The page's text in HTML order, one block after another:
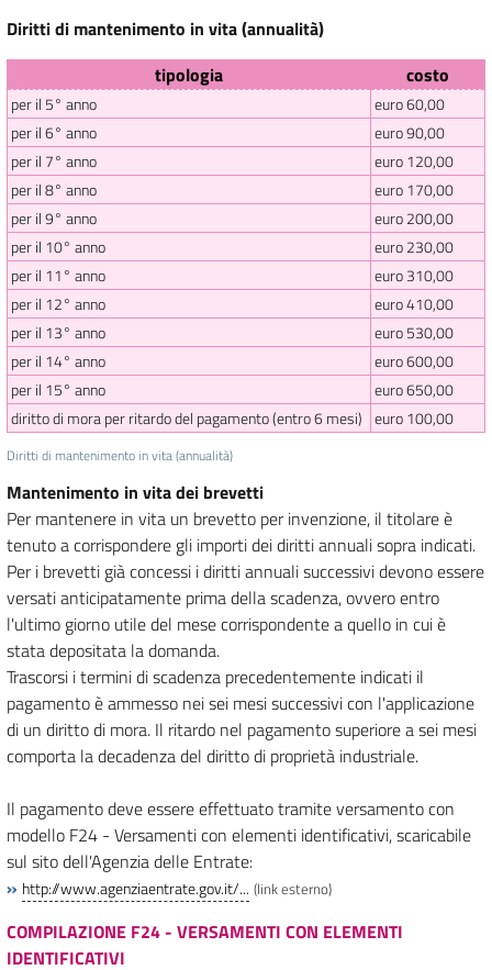
Diritti di mantenimento in vita (annualità)
Diritti di mantenimento in vita (annualità)
tipologia costo
per il 5° anno
euro 60,00
per il 6° anno
euro 90,00
per il 7° anno
euro 120,00
per il 8° anno
euro 170,00
per il 9° anno
euro 200,00
per il 10° anno
euro 230,00
per il 11° anno
euro 310,00
per il 12° anno
euro 410,00
per il 13° anno
euro 530,00
per il 14° anno
euro 600,00
per il 15° anno
euro 650,00
diritto di mora per ritardo del pagamento (entro 6 mesi) euro 100,00
Mantenimento in vita dei brevetti
Per mantenere in vita un brevetto per invenzione, il titolare è
tenuto a corrispondere gli importi dei diritti annuali sopra indicati.
Per i brevetti già concessi i diritti annuali successivi devono essere
versati anticipatamente prima della scadenza, ovvero entro
l'ultimo giorno utile del mese corrispondente a quello in cui è
stata depositata la domanda.
Trascorsi i termini di scadenza precedentemente indicati il
pagamento è ammesso nei sei mesi successivi con l'applicazione
di un diritto di mora. Il ritardo nel pagamento superiore a sei mesi
comporta la decadenza del diritto di proprietà industriale.
Il pagamento deve essere effettuato tramite versamento con
modello F24 - Versamenti con elementi identificativi, scaricabile
sul sito dell'Agenzia delle Entrate:
» http://www.agenziaentrate.gov.it/... (link esterno)
COMPILAZIONE F24 - VERSAMENTI CON ELEMENTI
IDENTIFICATIVI